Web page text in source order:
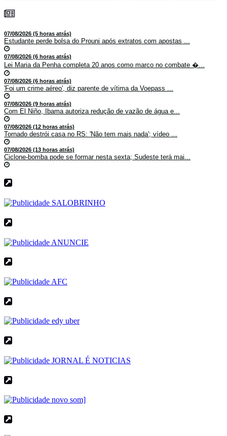
07/08/2026 (5 horas atrás)
Estudante perde bolsa do Prouni após extratos com apostas ...
07/08/2026 (6 horas atrás)
Lei Maria da Penha completa 20 anos como marco no combate �...
07/08/2026 (6 horas atrás)
'Foi um crime aéreo', diz parente de vítima da Voepass ...
07/08/2026 (9 horas atrás)
Com El Niño, Ibama autoriza redução de vazão de água e...
07/08/2026 (12 horas atrás)
Tornado destrói casa no RS: 'Não tem mais nada'; vídeo ...
07/08/2026 (13 horas atrás)
Ciclone-bomba pode se formar nesta sexta; Sudeste terá mai...